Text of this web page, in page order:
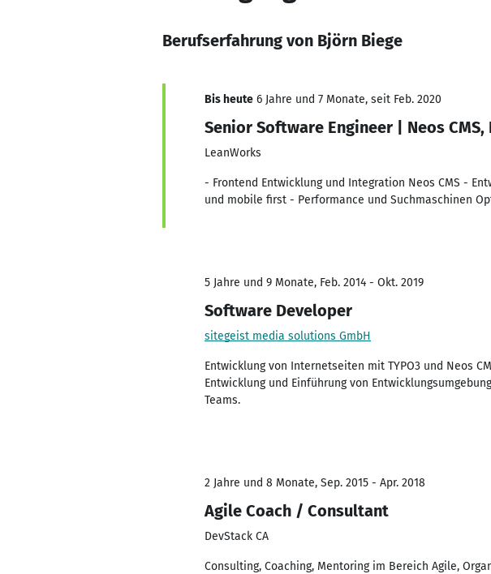
Berufserfahrung von Björn Biege
Bis heute 6 Jahre und 7 Monate, seit Feb. 2020
Senior Software Engineer | Neos
LeanWorks
- Frontend Entwicklung und Integration Neos CMS -
und mobile first - Performance und Suchmaschinen
5 Jahre und 9 Monate, Feb. 2014 - Okt. 2019
Software Developer
sitegeist media solutions GmbH
Entwicklung von Internetseiten mit TYPO3 und Neos
Entwicklung und Einführung von
Teams.
2 Jahre und 8 Monate, Sep. 2015 - Apr. 2018
Agile Coach / Consultant
DevStack CA
Consulting, Coaching, Mentoring im Bereich Agile,